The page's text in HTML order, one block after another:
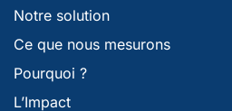
Notre solution
Ce que nous mesurons
Pourquoi ?
L’Impact